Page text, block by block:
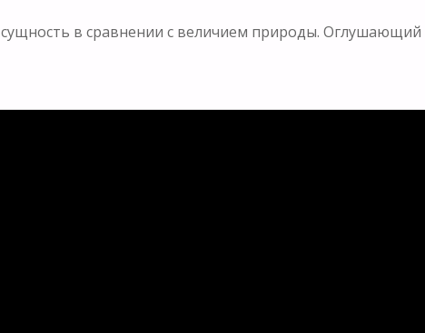
в сравнении с величием природы.